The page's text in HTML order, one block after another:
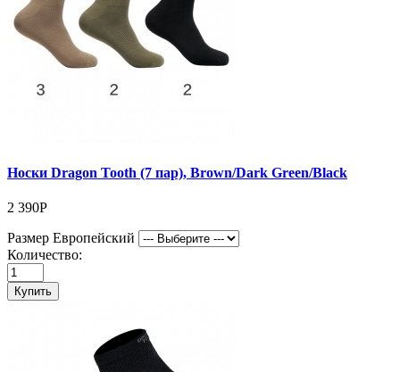
Носки Dragon Tooth (7 пар), Brown/Dark Green/Black
2 390Р
Размер Европейский
Количество:
Купить